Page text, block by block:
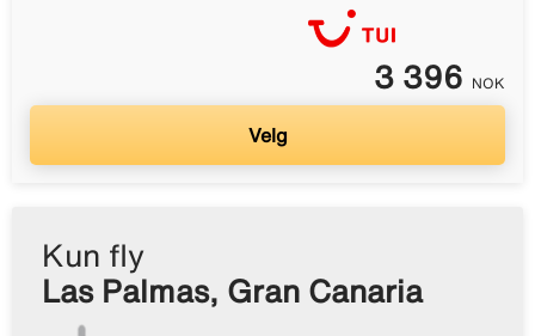
3 396 NOK
Velg
Kun fly
Las Palmas, Gran Canaria